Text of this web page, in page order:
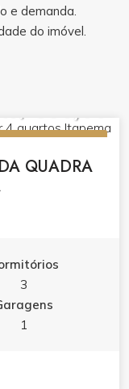
e demanda.
do imóvel.
R$ 550,00
QUADRA
3
1